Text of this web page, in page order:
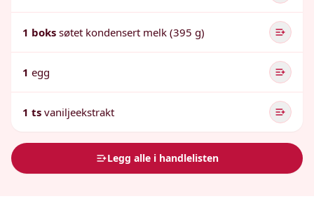
1 boks søtet kondensert melk (395 g)
1 egg
1 ts vaniljeekstrakt
Legg alle i handlelisten